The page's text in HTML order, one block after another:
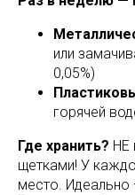
или
0,05%)
горячей
Где хранить? НЕ
щетками! У
место. Идеально